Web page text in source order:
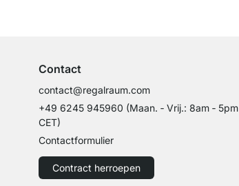
Contact
contact@regalraum.com
+49 6245 945960 (Maan. ‑ Vrij.: 8am ‑ 5pm
CET)
Contactformulier
Contract herroepen